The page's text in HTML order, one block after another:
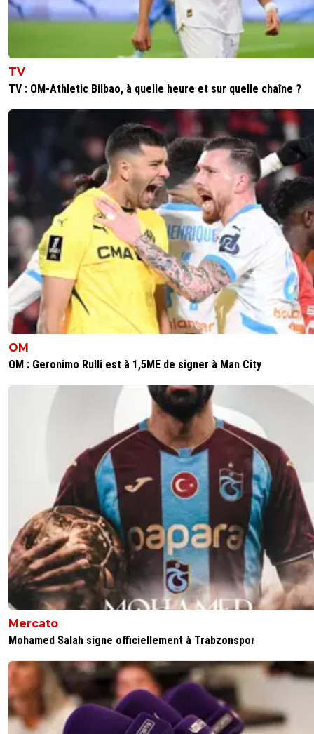
TV
TV : OM-Athletic Bilbao, à quelle heure et sur quelle chaîne ?
OM
OM : Geronimo Rulli est à 1,5ME de signer à Man City
Mercato
Mohamed Salah signe officiellement à Trabzonspor